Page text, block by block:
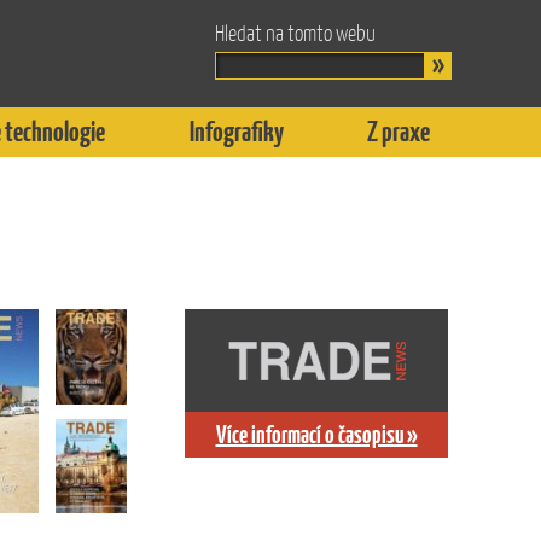
Hledat na tomto webu
technologie Infografiky Z praxe
Více informací o časopisu »